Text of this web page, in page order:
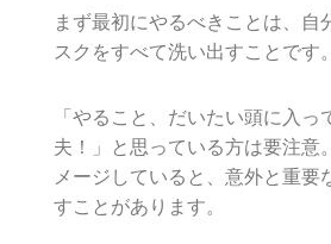
まず最初にやるべきことは、自
スクをすべて洗い出すことです。
「やること、だいたい頭に入っ
夫！」と思っている方は要注意
メージしていると、意外と重要
すことがあります。